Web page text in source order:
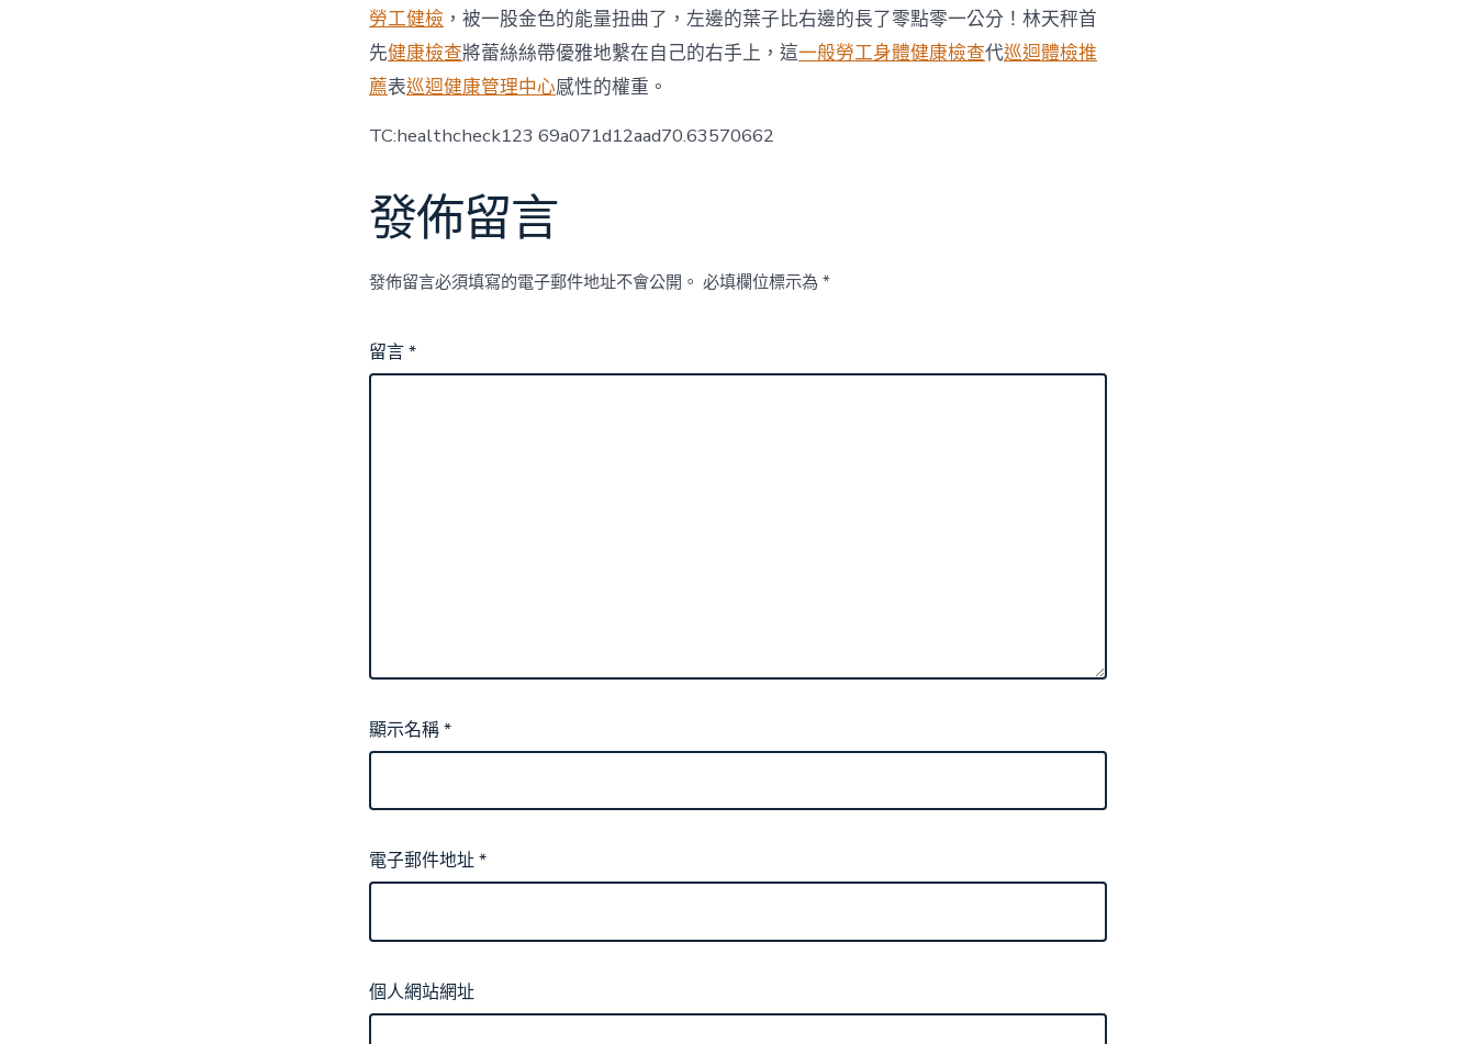
勞工健檢 ，被一股金色的能量扭曲了，左邊的葉子比右邊的長了零點零一公分！林天秤首
先健康檢查將蕾絲絲帶優雅地繫在自己的右手上，這一般勞工身體健康檢查代巡迴體檢推
薦表巡迴健康管理中心感性的權重。
TC:healthcheck123 69a071d12aad70.63570662
發佈留言
發佈留言必須填寫的電子郵件地址不會公開。 必填欄位標示為 *
留言*
顯示名稱*
電子郵件地址*
個人網站網址